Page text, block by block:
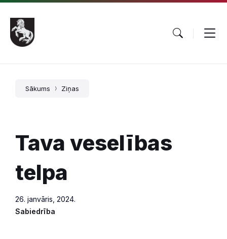
Pāriet
saturu
Skip
main
navigation
Skip
footer
Sākums Ziņas
Tava veselības
telpa
26. janvāris, 2024.
Sabiedrība